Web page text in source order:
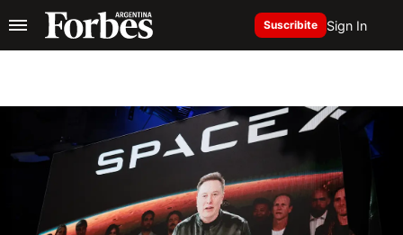
Suscribite Sign In